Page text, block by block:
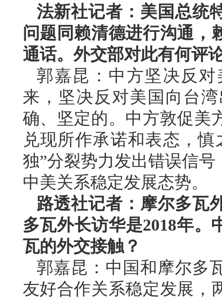
法新社记者：美国总统
问题同赖清德进行沟通，
通话。外交部对此有何评
郭嘉昆：中方坚决反
来，坚决反对美国向台
确、坚定的。中方敦促美
兑现所作承诺和表态，
独”分裂势力发出错误信
中美关系稳定发展态势。
路透社记者：摩尔多瓦
多瓦外长访华是2018年
瓦的外交接触？
郭嘉昆：中国和摩尔多
友好合作关系稳定发展，